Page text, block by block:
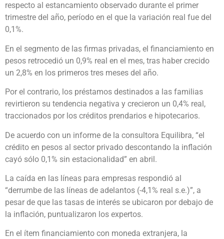
respecto al estancamiento observado durante el primer
trimestre del año, período en el que la variación real fue del
0,1%.
En el segmento de las firmas privadas, el financiamiento en
pesos retrocedió un 0,9% real en el mes, tras haber crecido
un 2,8% en los primeros tres meses del año.
Por el contrario, los préstamos destinados a las familias
revirtieron su tendencia negativa y crecieron un 0,4% real,
traccionados por los créditos prendarios e hipotecarios.
De acuerdo con un informe de la consultora Equilibra, “el
crédito en pesos al sector privado descontando la inflación
cayó sólo 0,1% sin estacionalidad” en abril.
La caída en las líneas para empresas respondió al
“derrumbe de las líneas de adelantos (-4,1% real s.e.)”, a
pesar de que las tasas de interés se ubicaron por debajo de
la inflación, puntualizaron los expertos.
En el ítem financiamiento con moneda extranjera, la